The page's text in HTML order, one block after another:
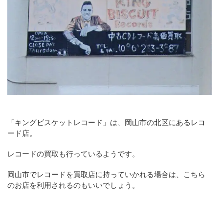
「キングビスケットレコード」は、岡山市の北区にあるレコ
ード店。
レコードの買取も行っているようです。
岡山市でレコードを買取店に持っていかれる場合は、こちら
のお店を利用されるのもいいでしょう。